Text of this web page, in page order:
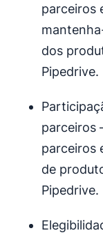
parceiros
dos
Pipedrive.
parceiros
parceiros
de
Pipedrive.